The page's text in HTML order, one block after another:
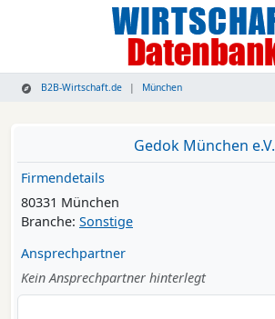
B2B-Wirtschaft.de München
Gedok München e.V.
Firmendetails
80331 München
Branche: Sonstige
Ansprechpartner
Kein Ansprechpartner hinterlegt